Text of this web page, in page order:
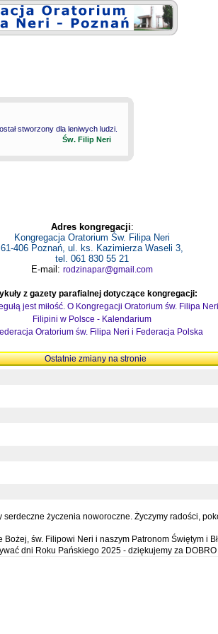
stworzony dla leniwych ludzi.
Św. Filip Neri
Adres kongregacji:
Kongregacja Oratorium Św. Filipa Neri
61-406 Poznań, ul. ks. Kazimierza Waseli 3,
tel. 061 830 55 21
E-mail: rodzinapar@gmail.com
z gazety parafialnej dotyczące kongregacji:
jest miłość. O Kongregacji Oratorium św. Filipa Neri
Filipini w Polsce - Kalendarium
Oratorium św. Filipa Neri i Federacja Polska
Ostatnie zmiany na stronie
życzenia noworoczne. Życzymy radości,
św. Filipowi Neri i naszym Patronom Świętym i
dni Roku Pańskiego 2025 - dziękujemy za